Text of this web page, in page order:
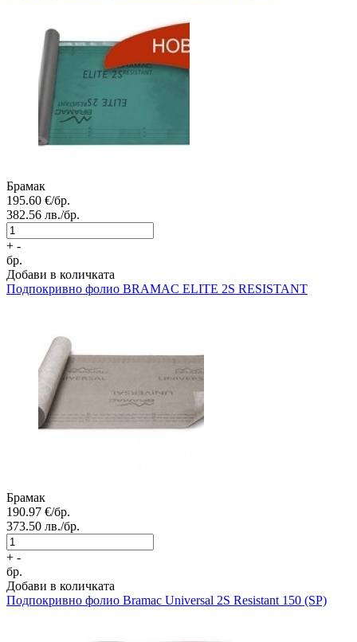
Брамак
195.60 €/бр.
382.56 лв./бр.
+ -
бр.
Добави в количката
Подпокривно фолио BRAMAC ELITE 2S RESISTANT
Брамак
190.97 €/бр.
373.50 лв./бр.
+ -
бр.
Добави в количката
Подпокривно фолио Bramac Universal 2S Resistant 150 (SP)